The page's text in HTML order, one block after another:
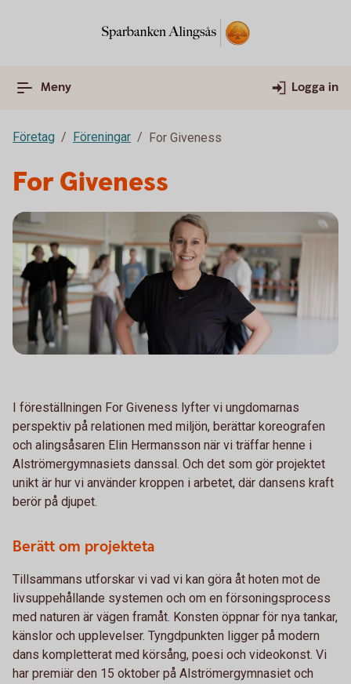
Meny Logga in
Företag Föreningar For Giveness
For Giveness
I föreställningen For Giveness lyfter vi ungdomarnas
perspektiv på relationen med miljön, berättar koreografen
och alingsåsaren Elin Hermansson när vi träffar henne i
Alströmergymnasiets danssal. Och det som gör projektet
unikt är hur vi använder kroppen i arbetet, där dansens kraft
berör på djupet.
Berätt om projekteta
Tillsammans utforskar vi vad vi kan göra åt hoten mot de
livsuppehållande systemen och om en försoningsprocess
med naturen är vägen framåt. Konsten öppnar för nya tankar,
känslor och upplevelser. Tyngdpunkten ligger på modern
dans kompletterat med körsång, poesi och videokonst. Vi
har premiär den 15 oktober på Alströmergymnasiet och